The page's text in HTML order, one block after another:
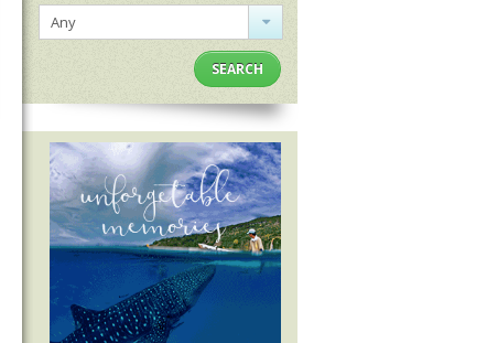
Any
SEARCH